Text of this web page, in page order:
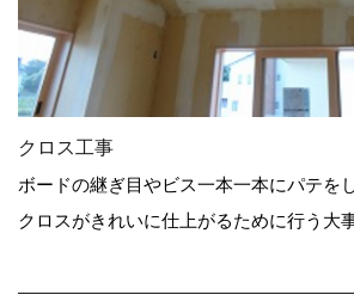
クロス工事
ボードの継ぎ目やビス一本一本にパテを
クロスがきれいに仕上がるために行う大